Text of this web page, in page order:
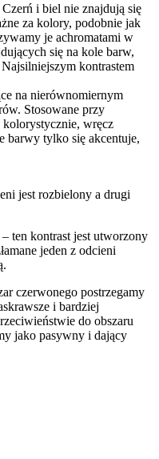
Czerń i biel nie znajdują się
za kolory, podobnie jak
je achromatami w
się na kole barw,
kontrastem
na nierównomiernym
Stosowane przy
wręcz
barwy tylko się akcentuje,
jest rozbielony a drugi
ten kontrast jest utworzony
jeden z odcieni
czerwonego postrzegamy
i bardziej
do obszaru
jako pasywny i dający